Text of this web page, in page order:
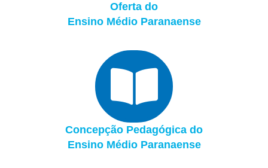
Oferta do
Ensino Médio Paranaense
Concepção Pedagógica do
Ensino Médio Paranaense